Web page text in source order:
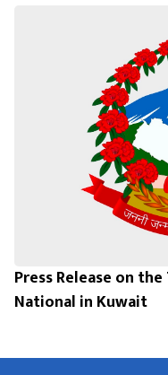
Press Release on
National in Kuwait